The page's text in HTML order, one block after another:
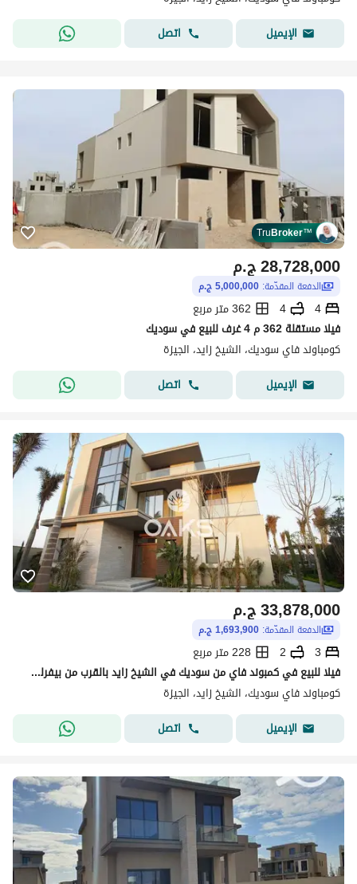
الإيميل
اتصل
TruBroker™
ج.م28,728,000
الدفعة المقدّمة: 5,000,000 ج.م
4
4
362 متر مربع
فيلا مستقلة 362 م 4 غرف للبيع في سوديك
كومباوند فاي سوديك، الشيخ زايد، الجيزة
الإيميل
اتصل
ج.م33,878,000
الدفعة المقدّمة: 1,693,900 ج.م
3
2
228 متر مربع
فيلا للبيع في كمبوند فاي من سوديك في الشيخ زايد بالقرب من بيفرلي هيلز بالتقسيط علي 10 سنوات
كومباوند فاي سوديك، الشيخ زايد، الجيزة
الإيميل
اتصل